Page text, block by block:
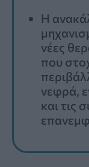
Η
νέες
που
νεφρά,
και τις